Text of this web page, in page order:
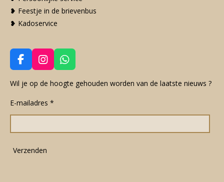
❥ Feestje in de brievenbus
❥ Kadoservice
F
a
c
b
o
k
I
n
s
a
g
a
m
W
h
a
A
p
Wil je op de hoogte gehouden worden van de laatste nieuws ?
E-mailadres *
Verzenden